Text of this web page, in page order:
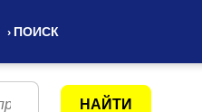
› ПОИСК